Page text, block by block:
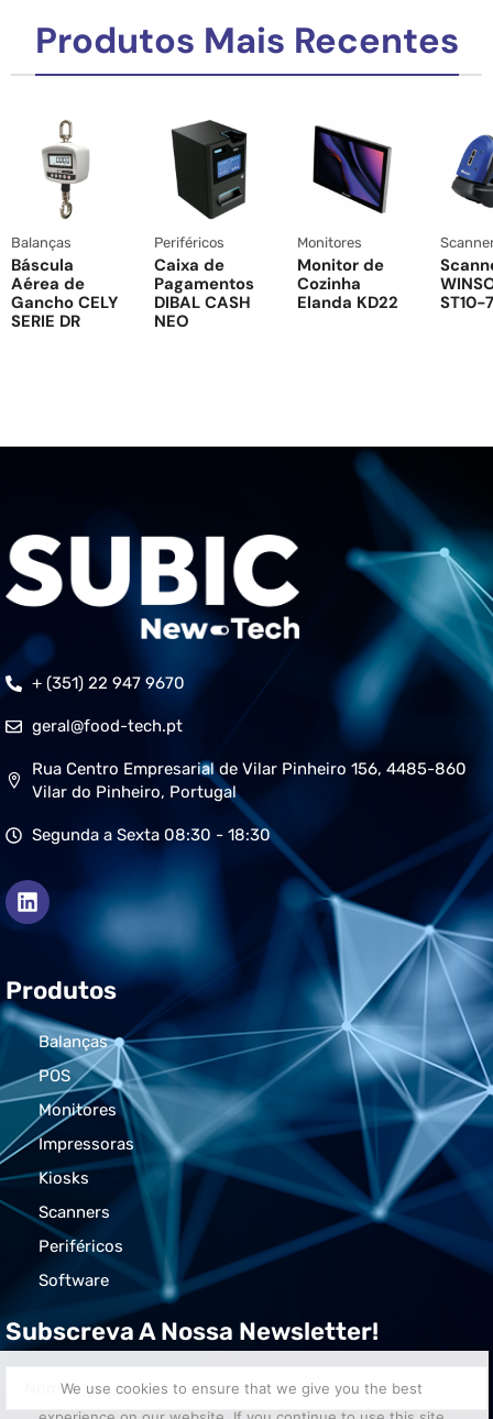
Produtos Mais Recentes
Balanças
Báscula
Aérea de
Gancho CELY
SERIE DR
Periféricos
Caixa de
Pagamentos
DIBAL CASH
NEO
Monitores
Monitor de
Cozinha
Elanda KD22
ST10-
+ (351) 22 947 9670
geral@food-tech.pt
Rua Centro Empresarial de Vilar Pinheiro 156, 4485-860
Vilar do Pinheiro, Portugal
Segunda a Sexta 08:30 - 18:30
Produtos
Balanças
POS
Monitores
Impressoras
Kiosks
Scanners
Periféricos
Software
Subscreva A Nossa Newsletter!
We use cookies to ensure that we give you the best